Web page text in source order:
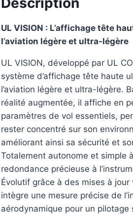
UL VISION : L’affichage tête
l’aviation légère et ultra-légère
UL VISION, développé par UL
système d’affichage tête haute
l’aviation légère et ultra-légère.
réalité augmentée, il affiche en
paramètres de vol essentiels,
rester concentré sur son
améliorant ainsi sa sécurité et
Totalement autonome et simple
redondance précieuse à
Évolutif grâce à des mises à jour
intègre une mesure précise de
aérodynamique pour un pilotage